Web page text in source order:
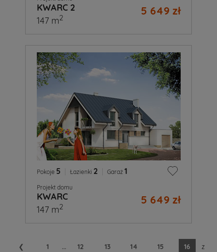
KWARC 2 5 649 zł
147 m2
Pokoje 5 Łazienki 2 Garaż 1
Projekt domu
KWARC 5 649 zł
147 m2
❮ 1 ... 12 13 14 15 16 z